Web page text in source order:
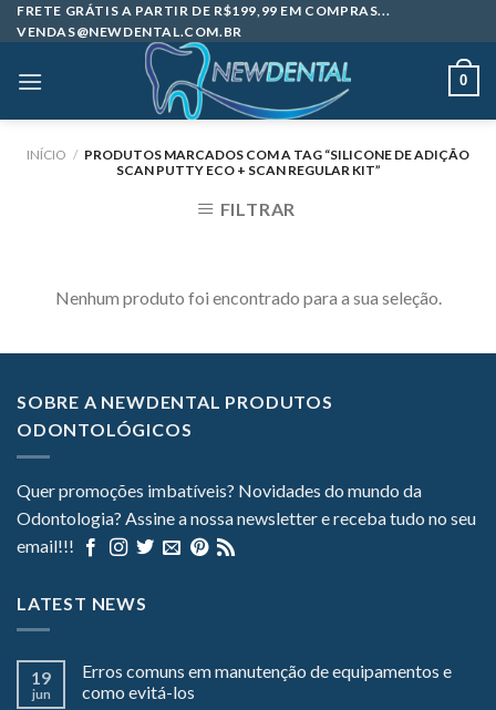
Skip
to
FRETE GRÁTIS A PARTIR DE R$199,99 EM COMPRAS...
VENDAS@NEWDENTAL.COM.BR
0
INÍCIO / PRODUTOS MARCADOS COM A TAG “SILICONE DE ADIÇÃO
SCAN PUTTY ECO + SCAN REGULAR KIT”
FILTRAR
Nenhum produto foi encontrado para a sua seleção.
SOBRE A NEWDENTAL PRODUTOS
ODONTOLÓGICOS
Quer promoções imbatíveis? Novidades do mundo da
Odontologia? Assine a nossa newsletter e receba tudo no seu
email!!!
LATEST NEWS
19
jun
Erros comuns em manutenção de equipamentos e
como evitá-los